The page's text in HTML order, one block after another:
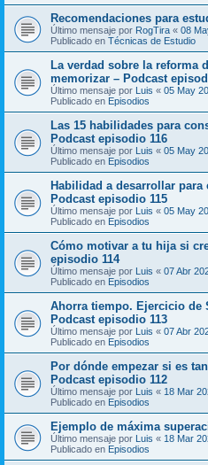
Recomendaciones para
Último mensaje por RogTira « 08
Publicado en Técnicas de Estudio
La verdad sobre la reforma
memorizar – Podcast
Último mensaje por Luis « 05 May
Publicado en Episodios
Las 15 habilidades para
Podcast episodio 116
Último mensaje por Luis « 05 May
Publicado en Episodios
Habilidad a desarrollar
Podcast episodio 115
Último mensaje por Luis « 05 May
Publicado en Episodios
Cómo motivar a tu hija si
episodio 114
Último mensaje por Luis « 07 Abr
Publicado en Episodios
Ahorra tiempo. Ejercicio de
Podcast episodio 113
Último mensaje por Luis « 07 Abr
Publicado en Episodios
Por dónde empezar si es
Podcast episodio 112
Último mensaje por Luis « 18 Mar
Publicado en Episodios
Ejemplo de máxima
Último mensaje por Luis « 18 Mar
Publicado en Episodios